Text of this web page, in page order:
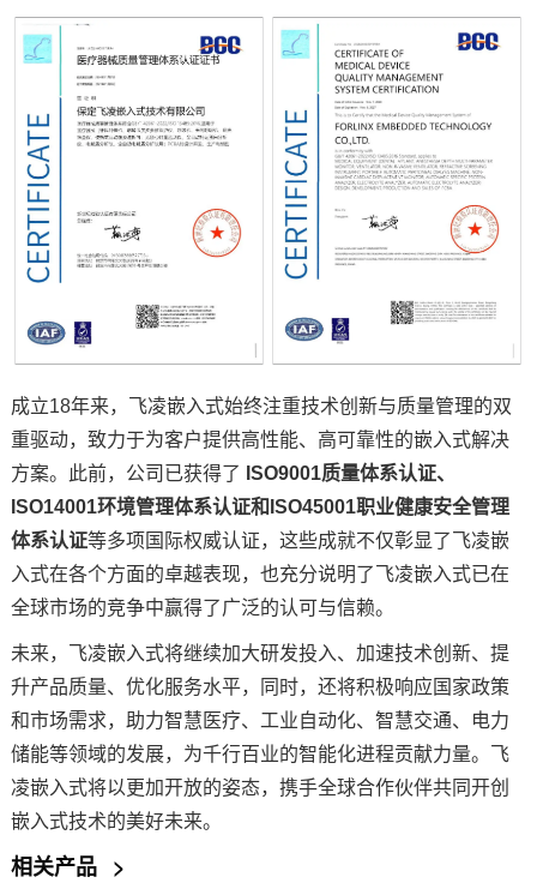
新闻中心
技术论坛
成立18年来， 飞凌嵌入式始终注重技术创新与质量管理的双
重驱动，致力于为客户提供高性能、高可靠性的嵌入式解决
方案。此前，公司已获得了 ISO9001质量体系认证、
ISO14001环境管理体系认证和ISO45001职业健康安全管理
体系认证等多项国际权威认证，这些成就不仅彰显了飞凌嵌
入式在各个方面的卓越表现，也充分说明了飞凌嵌入式已在
全球市场的竞争中赢得了广泛的认可与信赖。
未来，飞凌嵌入式将继续加大研发投入、加速技术创新、提
升产品质量、优化服务水平，同时，还将积极响应国家政策
和市场需求，助力智慧医疗、工业自动化、 智慧交通、
电力
储能等领域的发展，为千行百业的智能化进程贡献力量。飞
凌嵌入式将以更加开放的姿态，携手全球合作伙伴共同开创
嵌入式技术的美好未来。
相关产品 >